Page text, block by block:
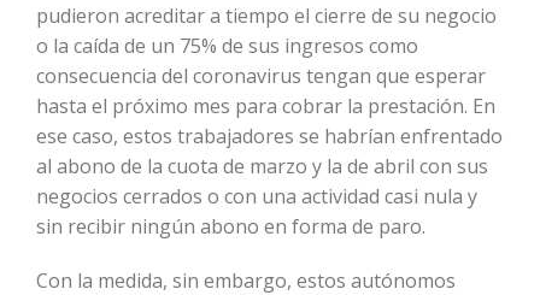
pudieron acreditar a tiempo el cierre de su negocio
o la caída de un 75% de sus ingresos como
consecuencia del coronavirus tengan que esperar
hasta el próximo mes para cobrar la prestación. En
ese caso, estos trabajadores se habrían enfrentado
al abono de la cuota de marzo y la de abril con sus
negocios cerrados o con una actividad casi nula y
sin recibir ningún abono en forma de paro.
Con la medida, sin embargo, estos autónomos